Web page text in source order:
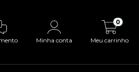
Minha conta Meu carrinho
0